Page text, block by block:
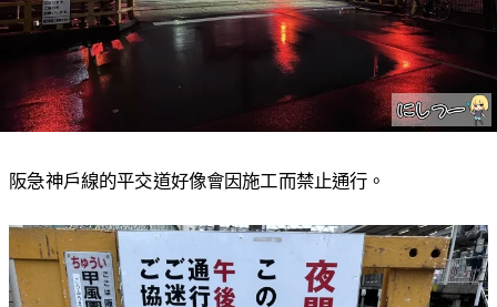
阪急神戶線的平交道好像會因施工而禁止通行。